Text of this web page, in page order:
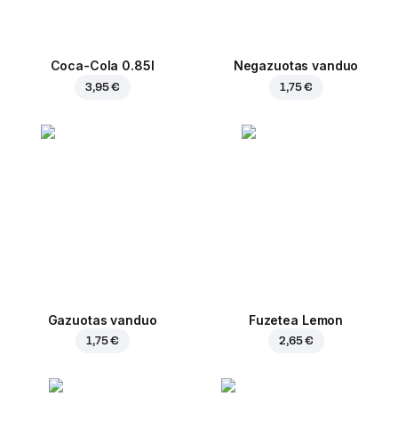
Coca-Cola 0.85l
3,95 €
Negazuotas vanduo
1,75 €
Gazuotas vanduo
1,75 €
Fuzetea Lemon
2,65 €